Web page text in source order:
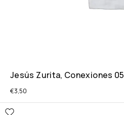
Jesús Zurita, Conexiones 05
€3,50